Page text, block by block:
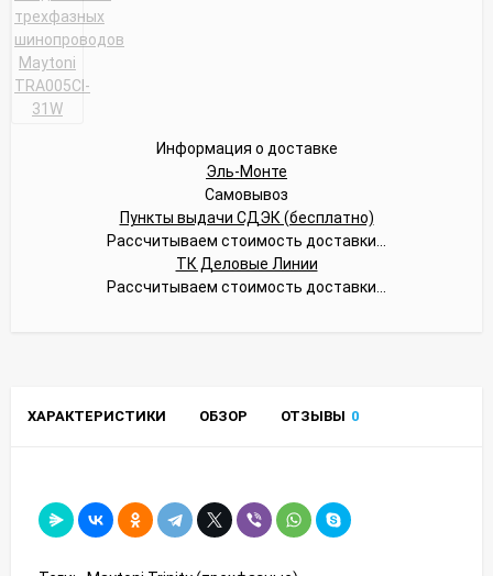
Информация о доставке
Эль-Монте
Самовывоз
Пункты выдачи СДЭК (бесплатно)
Рассчитываем стоимость доставки...
ТК Деловые Линии
Рассчитываем стоимость доставки...
ХАРАКТЕРИСТИКИ ОБЗОР ОТЗЫВЫ 0